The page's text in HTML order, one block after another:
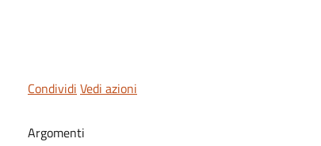
Condividi Vedi azioni
Argomenti